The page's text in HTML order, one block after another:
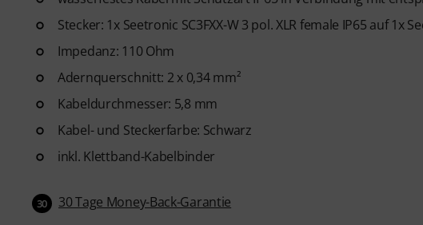
Stecker: 1x Seetronic SC3FXX-W 3 pol. XLR female IP65 auf 1x
Impedanz: 110 Ohm
Adernquerschnitt: 2 x 0,34 mm²
Kabeldurchmesser: 5,8 mm
Kabel- und Steckerfarbe: Schwarz
inkl. Klettband-Kabelbinder
30 30 Tage Money-Back-Garantie